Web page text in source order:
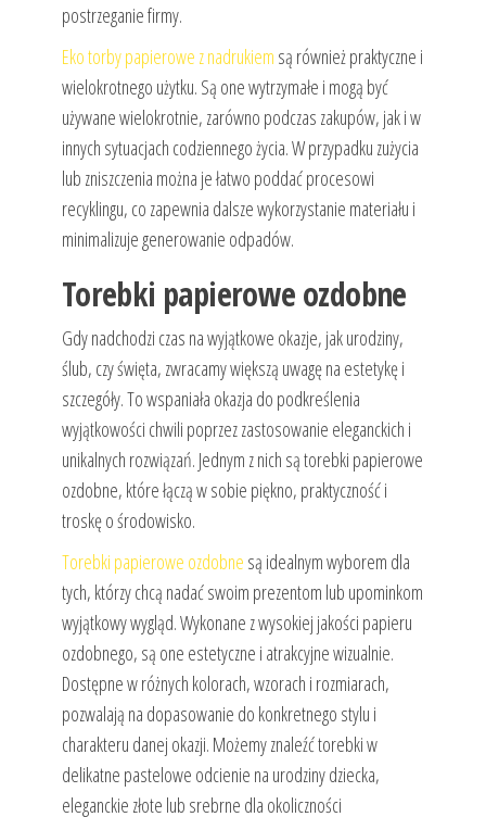
postrzeganie firmy.
Eko torby papierowe z nadrukiem są również praktyczne i
wielokrotnego użytku. Są one wytrzymałe i mogą być
używane wielokrotnie, zarówno podczas zakupów, jak i w
innych sytuacjach codziennego życia. W przypadku zużycia
lub zniszczenia można je łatwo poddać procesowi
recyklingu, co zapewnia dalsze wykorzystanie materiału i
minimalizuje generowanie odpadów.
Torebki papierowe ozdobne
Gdy nadchodzi czas na wyjątkowe okazje, jak urodziny,
ślub, czy święta, zwracamy większą uwagę na estetykę i
szczegóły. To wspaniała okazja do podkreślenia
wyjątkowości chwili poprzez zastosowanie eleganckich i
unikalnych rozwiązań. Jednym z nich są torebki papierowe
ozdobne, które łączą w sobie piękno, praktyczność i
troskę o środowisko.
Torebki papierowe ozdobne są idealnym wyborem dla
tych, którzy chcą nadać swoim prezentom lub upominkom
wyjątkowy wygląd. Wykonane z wysokiej jakości papieru
ozdobnego, są one estetyczne i atrakcyjne wizualnie.
Dostępne w różnych kolorach, wzorach i rozmiarach,
pozwalają na dopasowanie do konkretnego stylu i
charakteru danej okazji. Możemy znaleźć torebki w
delikatne pastelowe odcienie na urodziny dziecka,
eleganckie złote lub srebrne dla okoliczności